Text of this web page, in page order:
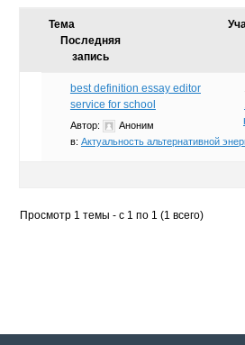
Тема
Последняя
запись
best definition essay editor
service for school
Автор:
Аноним
в: Актуальность альтернативной
Просмотр 1 темы - с 1 по 1 (1 всего)